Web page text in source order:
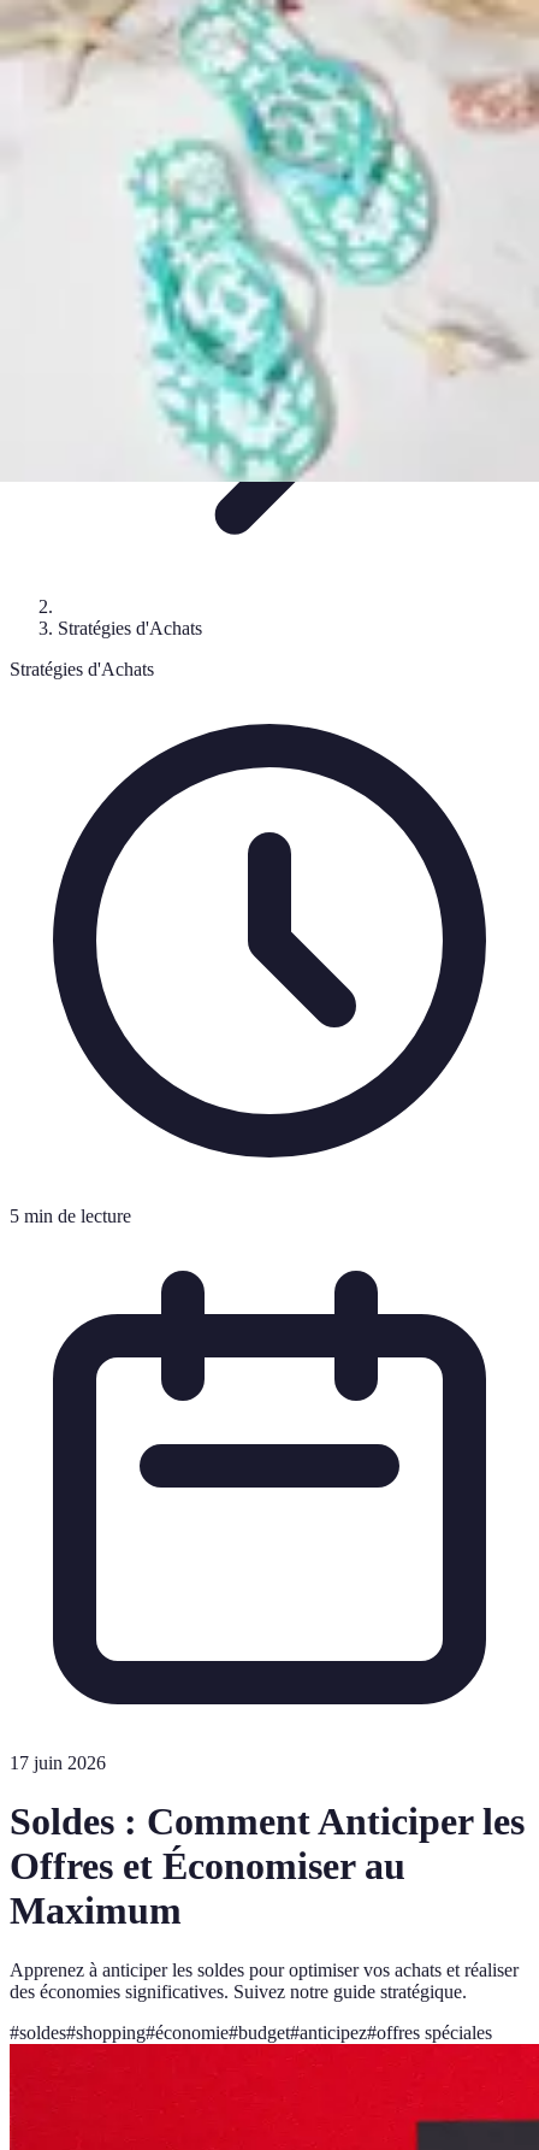
Top Soldes
Astuces d'Achat
IncontournablesProduits à Surveiller
Conseils
Astuces et conseils
Stratégies d'Achats
Stratégies d'Achats
5 min de lecture
17 juin 2026
Soldes : Comment Anticiper les
Offres et Économiser au
Maximum
Apprenez à anticiper les soldes pour optimiser vos achats et réaliser
des économies significatives. Suivez notre guide stratégique.
#soldes#shopping#économie#budget#anticipez#offres spéciales